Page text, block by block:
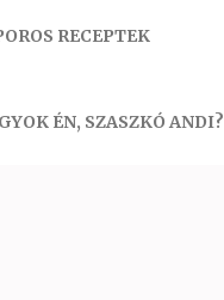
RECEPTEK
ÉN, SZASZKÓ ANDI?